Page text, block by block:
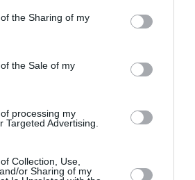
or usage behaviour. You may click to
to Google and its third-party tags to
specified purposes in below Google
the Sharing of my
the Sale of my
processing my
Targeted Advertising.
Collection, Use,
or Sharing of my